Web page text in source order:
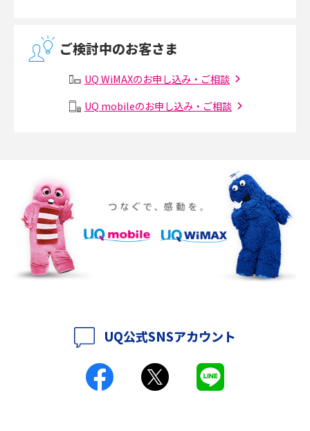
無線LANとは？メリット・デメリットや接続方法を解説
メッシュWi-Fiとは？仕組みやメリット・デメリット、中継機との違いを解
ポケット型Wi-Fiをレンタルするメリットとは？選び方や向いている方の特
徴も紹介
持ち運びできるポケット型Wi-Fiのおススメの選び方は？メリット・デメリ
ットも紹介
ポケット型Wi-Fiとは？通信の仕組みやメリット・デメリットを解説
工事不要！置くだけWi-Fiの特徴は？メリット・デメリットや選び方を解説
ご検討中のお客さま
UQ WiMAXのお申し込み・ご相談
UQ mobileのお申し込み・ご相談
UQ公式SNSアカウント